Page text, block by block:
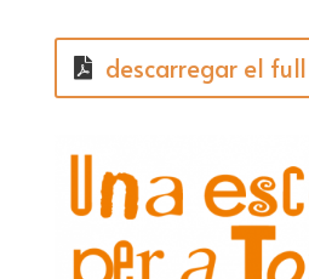
descarregar el full